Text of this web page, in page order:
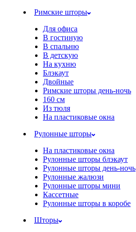
Римские шторы
Для офиса
В гостиную
В спальню
В детскую
На кухню
Блэкаут
Двойные
Римские шторы день-ночь
160 см
Из тюля
На пластиковые окна
Рулонные шторы
На пластиковые окна
Рулонные шторы блэкаут
Рулонные шторы день-ночь
Рулонные жалюзи
Рулонные шторы мини
Кассетные
Рулонные шторы в коробе
Шторы